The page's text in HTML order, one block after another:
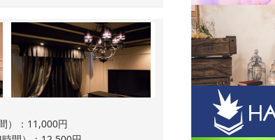
）：11,000円